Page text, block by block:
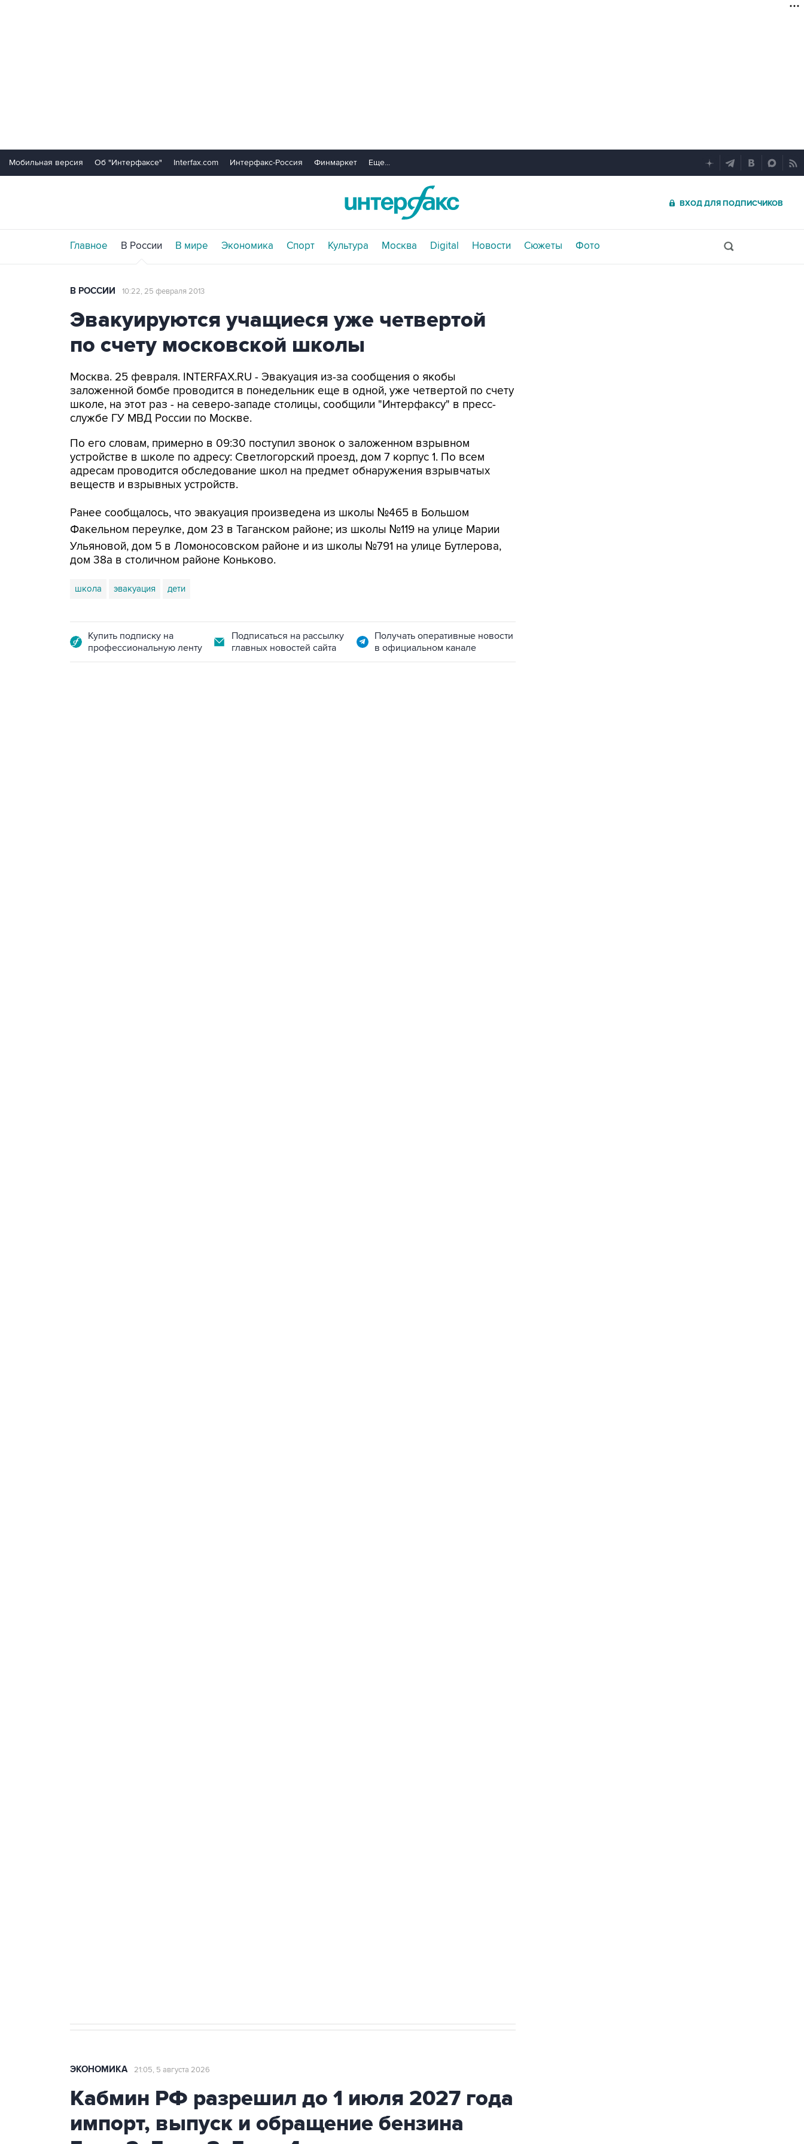
Мобильная версия Об "Интерфаксе" Interfax.com Интерфакс-Россия Финмаркет Еще...
ВХОД ДЛЯ ПОДПИСЧИКОВ
Главное В России В мире Экономика Спорт Культура Москва Digital Новости Сюжеты Фото
В РОССИИ 10:22, 25 февраля 2013
Эвакуируются учащиеся уже четвертой
по счету московской школы
Москва. 25 февраля. INTERFAX.RU - Эвакуация из-за сообщения о якобы
заложенной бомбе проводится в понедельник еще в одной, уже четвертой по счету
школе, на этот раз - на северо-западе столицы, сообщили "Интерфаксу" в пресс-
службе ГУ МВД России по Москве.
По его словам, примерно в 09:30 поступил звонок о заложенном взрывном
устройстве в школе по адресу: Светлогорский проезд, дом 7 корпус 1. По всем
адресам проводится обследование школ на предмет обнаружения взрывчатых
веществ и взрывных устройств.
Ранее сообщалось, что эвакуация произведена из школы №465 в Большом
Факельном переулке, дом 23 в Таганском районе; из школы №119 на улице Марии
Ульяновой, дом 5 в Ломоносовском районе и из школы №791 на улице Бутлерова,
дом 38а в столичном районе Коньково.
школа эвакуация дети
Купить подписку на
профессиональную ленту
Подписаться на рассылку
главных новостей сайта
Получать оперативные новости
в официальном канале
ЭКОНОМИКА 21:05, 5 августа 2026
Кабмин РФ разрешил до 1 июля 2027 года
импорт, выпуск и обращение бензина